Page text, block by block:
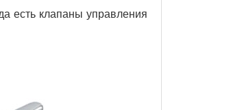
есть клапаны управления